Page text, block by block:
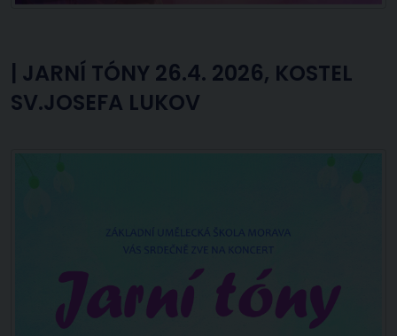
JARNÍ TÓNY 26.4. 2026, KOSTEL
SV.JOSEFA LUKOV